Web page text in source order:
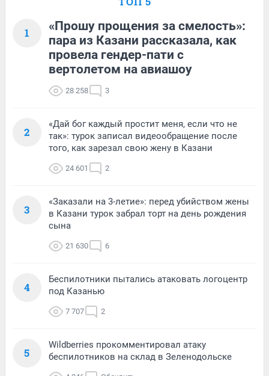
1
«Прошу прощения за смелость»:
пара из Казани рассказала, как
провела гендер-пати с
вертолетом на авиашоу
28 258 3
2
«Дай бог каждый простит меня, если что не
так»: турок записал видеообращение после
того, как зарезал свою жену в Казани
24 601 2
3
«Заказали на 3-летие»: перед убийством жены
в Казани турок забрал торт на день рождения
сына
21 630 6
4
Беспилотники пытались атаковать логоцентр
под Казанью
7 707 2
5
Wildberries прокомментировал атаку
беспилотников на склад в Зеленодольске